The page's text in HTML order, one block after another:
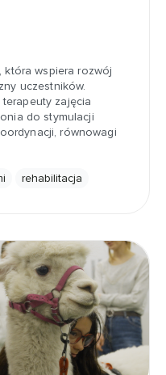
która wspiera rozwój
uczestników.
zajęcia
do stymulacji
równowagi
rehabilitacja